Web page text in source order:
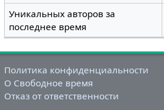
Уникальных авторов за
последнее время
Политика конфиденциальности
О Свободное время
Отказ от ответственности